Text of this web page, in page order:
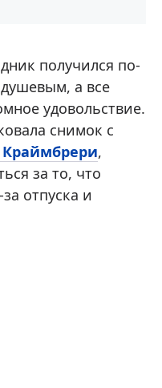
получился по-
а все
удовольствие.
снимок с
,
за то, что
отпуска и